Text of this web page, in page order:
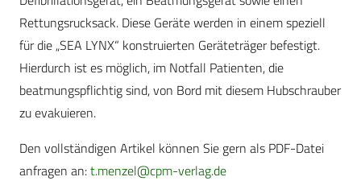
Rettungsrucksack. Diese Geräte werden in einem speziell
für die „SEA LYNX“ konstruierten Geräteträger befestigt.
Hierdurch ist es möglich, im Notfall Patienten, die
beatmungspflichtig sind, von Bord mit diesem Hubschrauber
zu evakuieren.
Den vollständigen Artikel können Sie gern als PDF-Datei
anfragen an:t.menzel@cpm-verlag.de